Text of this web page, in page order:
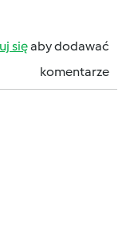
sięaby dodawać
komentarze